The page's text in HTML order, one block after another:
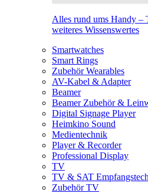
Alles rund ums Handy –
weiteres Wissenswertes
Smartwatches
Smart Rings
Zubehör Wearables
AV-Kabel & Adapter
Beamer
Beamer Zubehör &
Digital Signage Player
Heimkino Sound
Medientechnik
Player & Recorder
Professional Display
TV
TV & SAT
Zubehör TV